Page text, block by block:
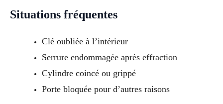
Situations fréquentes
Clé oubliée à l’intérieur
Serrure endommagée après effraction
Cylindre coincé ou grippé
Porte bloquée pour d’autres raisons